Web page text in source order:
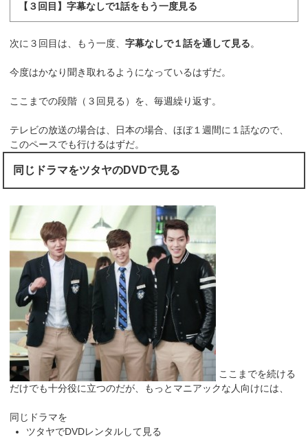
【３回目】字幕なしで1話をもう一度見る
次に３回目は、もう一度、字幕なしで１話を通して見る。
今度はかなり聞き取れるようになっているはずだ。
ここまでの段階（３回見る）を、毎週繰り返す。
テレビの放送の場合は、日本の場合、ほぼ１週間に１話なので、
このペースでも行けるはずだ。
同じドラマをツタヤのDVDで見る
ここまでを続ける
だけでも十分役に立つのだが、もっとマニアックな人向けには、
同じドラマを
ツタヤでDVDレンタルして見る